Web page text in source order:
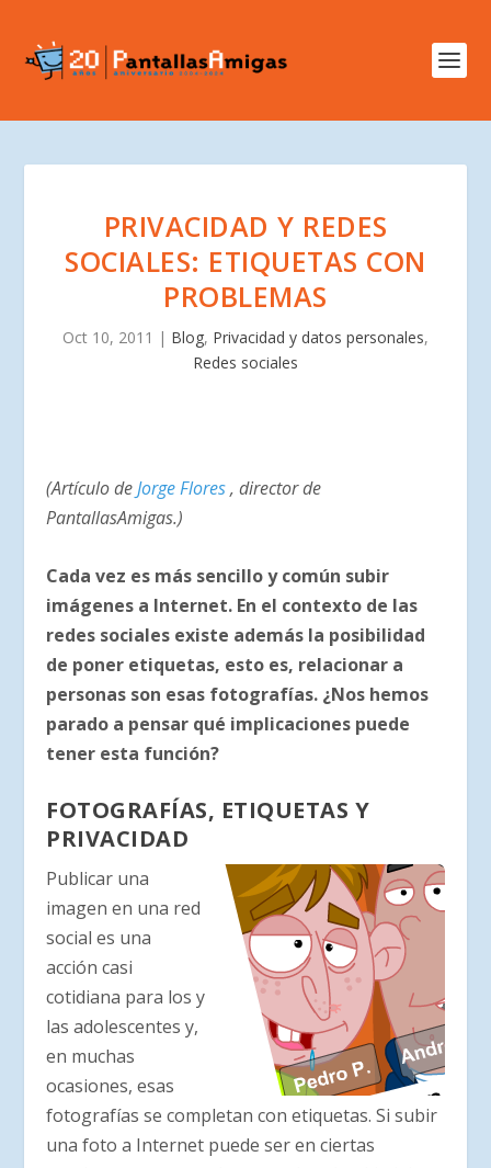
PRIVACIDAD Y REDES
SOCIALES: ETIQUETAS CON
PROBLEMAS
Oct 10, 2011 | Blog, Privacidad y datos personales,
Redes sociales
(Artículo deJorge Flores, director de
PantallasAmigas.)
Cada vez es más sencillo y común subir
imágenes a Internet. En el contexto de las
redes sociales existe además la posibilidad
de poner etiquetas, esto es, relacionar a
personas son esas fotografías. ¿Nos hemos
parado a pensar qué implicaciones puede
tener esta función?
FOTOGRAFÍAS, ETIQUETAS Y
PRIVACIDAD
Publicar una
imagen en una red
social es una
acción casi
cotidiana para los y
las adolescentes y,
en muchas
ocasiones, esas
fotografías se completan con etiquetas. Si subir
una foto a Internet puede ser en ciertas